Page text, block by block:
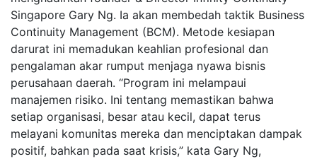
Singapore Gary Ng. Ia akan membedah taktik Business
Continuity Management (BCM). Metode kesiapan
darurat ini memadukan keahlian profesional dan
pengalaman akar rumput menjaga nyawa bisnis
perusahaan daerah. “Program ini melampaui
manajemen risiko. Ini tentang memastikan bahwa
setiap organisasi, besar atau kecil, dapat terus
melayani komunitas mereka dan menciptakan dampak
positif, bahkan pada saat krisis,” kata Gary Ng,